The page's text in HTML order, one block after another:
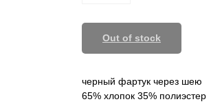
Out of stock
черный фартук через шею
65% хлопок 35% полиэстер